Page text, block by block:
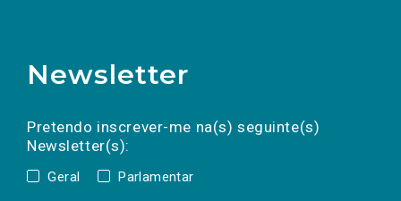
Newsletter
Pretendo inscrever-me na(s) seguinte(s)
Newsletter(s):
Geral Parlamentar
a(s) newsletter(s).
mail